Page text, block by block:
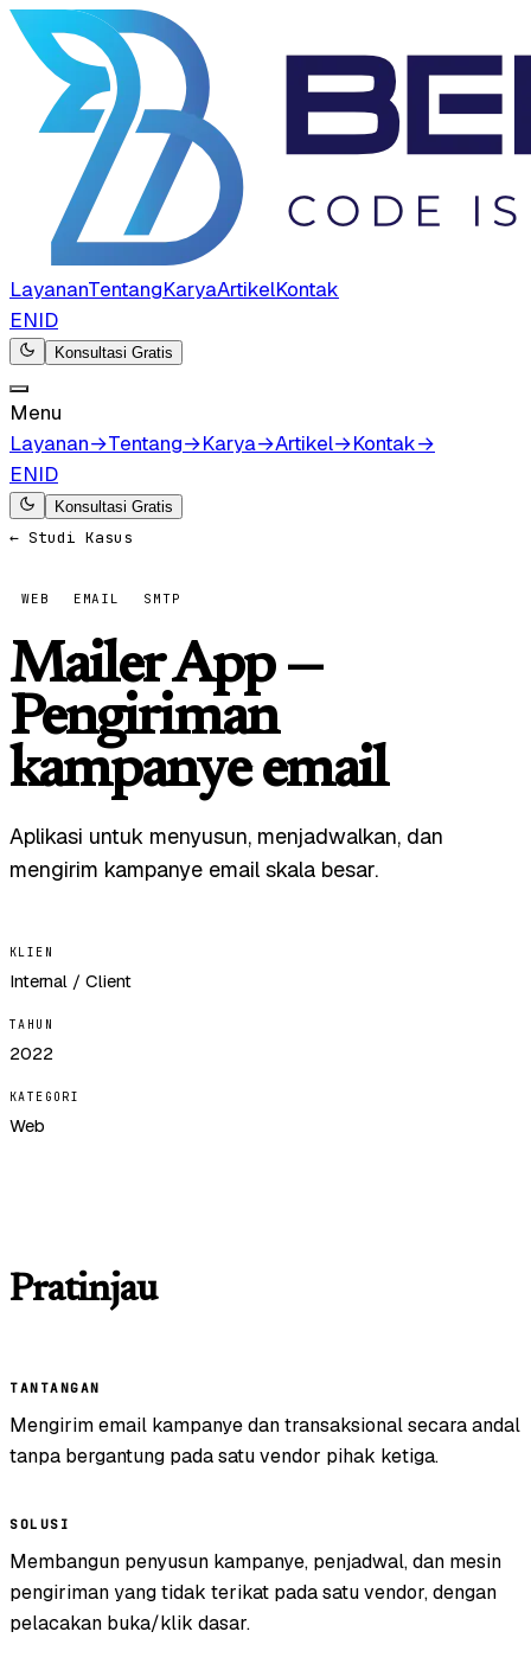
LayananTentangKaryaArtikelKontak
ENID
Konsultasi Gratis
Menu
Layanan→Tentang→Karya→Artikel→Kontak→
ENID
Konsultasi Gratis
← Studi Kasus
WEB EMAIL SMTP
Mailer App —
Pengiriman
kampanye email
Aplikasi untuk menyusun, menjadwalkan, dan
mengirim kampanye email skala besar.
KLIEN
Internal / Client
TAHUN
2022
KATEGORI
Web
Pratinjau
TANTANGAN
Mengirim email kampanye dan transaksional secara andal
tanpa bergantung pada satu vendor pihak ketiga.
SOLUSI
Membangun penyusun kampanye, penjadwal, dan mesin
pengiriman yang tidak terikat pada satu vendor, dengan
pelacakan buka/klik dasar.